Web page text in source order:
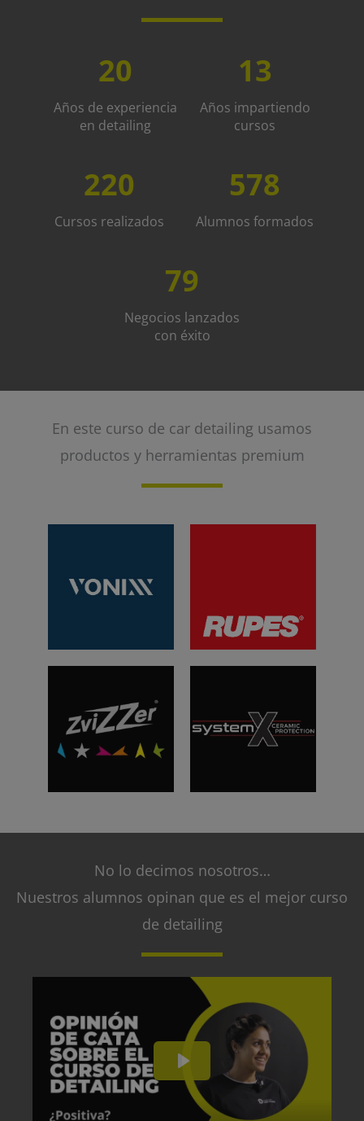
20
Años de experiencia
en detailing
13
Años impartiendo
cursos
220
Cursos realizados
578
Alumnos formados
79
Negocios lanzados
con éxito
En este curso de car detailing usamos
productos y herramientas premium
No lo decimos nosotros…
Nuestros alumnos opinan que es el mejor curso
de detailing